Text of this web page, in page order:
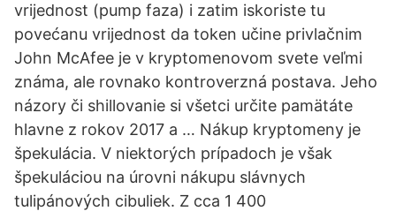
vrijednost (pump faza) i zatim iskoriste tu
povećanu vrijednost da token učine privlačnim
John McAfee je v kryptomenovom svete veľmi
známa, ale rovnako kontroverzná postava. Jeho
názory či shillovanie si všetci určite pamätáte
hlavne z rokov 2017 a … Nákup kryptomeny je
špekulácia. V niektorých prípadoch je však
špekuláciou na úrovni nákupu slávnych
tulipánových cibuliek. Z cca 1 400